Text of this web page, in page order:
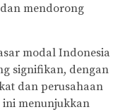
mendorong
modal Indonesia
signifikan, dengan
dan perusahaan
ini menunjukkan